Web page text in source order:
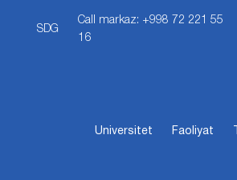
SDG
Call markaz: +998 72 221 55
16
Universitet Faoliyat